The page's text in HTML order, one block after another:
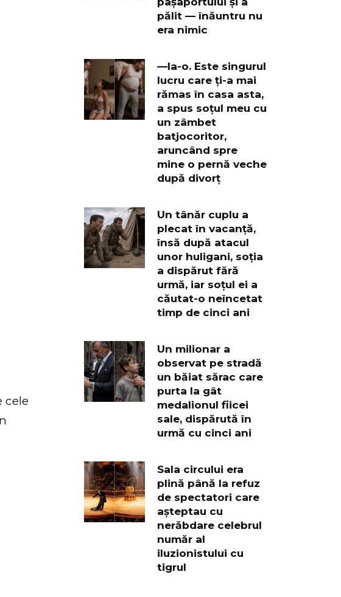
cele
pălit — înăuntru nu
era nimic
—Ia-o. Este singurul
lucru care ți-a mai
rămas în casa asta,
a spus soțul meu cu
un zâmbet
batjocoritor,
aruncând spre
mine o pernă veche
după divorț
Un tânăr cuplu a
plecat în vacanță,
însă după atacul
unor huligani, soția
a dispărut fără
urmă, iar soțul ei a
căutat-o neîncetat
timp de cinci ani
Un milionar a
observat pe stradă
un băiat sărac care
purta la gât
medalionul fiicei
sale, dispărută în
urmă cu cinci ani
Sala circului era
plină până la refuz
de spectatori care
așteptau cu
nerăbdare celebrul
număr al
iluzionistului cu
tigrul